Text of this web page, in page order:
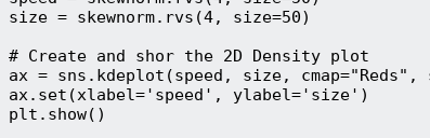
size = skewnorm.rvs(4, size=50)
# Create and shor the 2D Density plot
ax = sns.kdeplot(speed, size, cmap="Reds",
ax.set(xlabel='speed', ylabel='size')
plt.show()